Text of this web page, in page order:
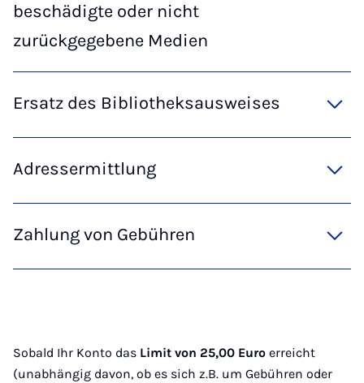
beschädigte oder nicht
zurückgegebene Medien
Ersatz des Bibliotheksausweises
Adressermittlung
Zahlung von Gebühren
Sobald Ihr Konto das Limit von 25,00 Euro erreicht
(unabhängig davon, ob es sich z.B. um Gebühren oder